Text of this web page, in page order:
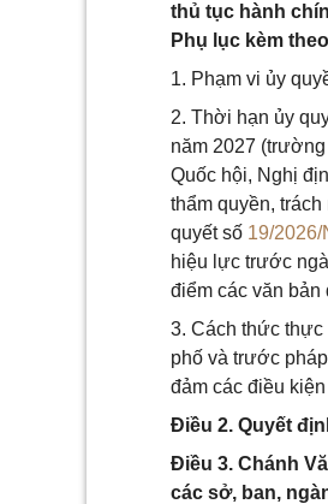
thủ tục hành
Phụ lục kèm
1. Phạm vi ủy
2. Thời hạn ủy
năm 2027
Quốc hội, Nghị
thẩm quyền,
quyết số 19/2026/
hiệu lực trước
điểm các văn bản
3. Cách thức
phố và trước
đảm các điều
Điều 2. Quyết
Điều 3. Chánh
các sở, ban,